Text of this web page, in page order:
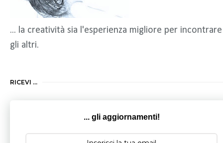
... la creatività sia l'esperienza migliore per incontrare
gli altri.
RICEVI ...
... gli aggiornamenti!